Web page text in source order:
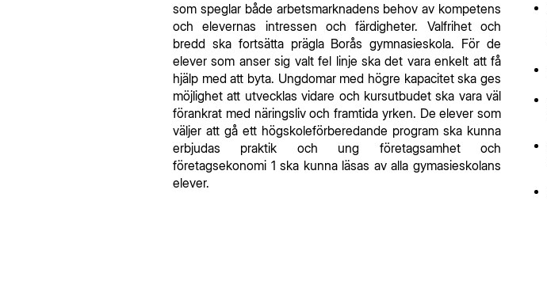
som speglar både arbetsmarknadens behov av kompetens
och elevernas intressen och färdigheter. Valfrihet och
bredd ska fortsätta prägla Borås gymnasieskola. För de
elever som anser sig valt fel linje ska det vara enkelt att få
hjälp med att byta. Ungdomar med högre kapacitet ska ges
möjlighet att utvecklas vidare och kursutbudet ska vara väl
förankrat med näringsliv och framtida yrken. De elever som
väljer att gå ett högskoleförberedande program ska kunna
erbjudas praktik och ung företagsamhet och
företagsekonomi 1 ska kunna läsas av alla gymasieskolans
elever.